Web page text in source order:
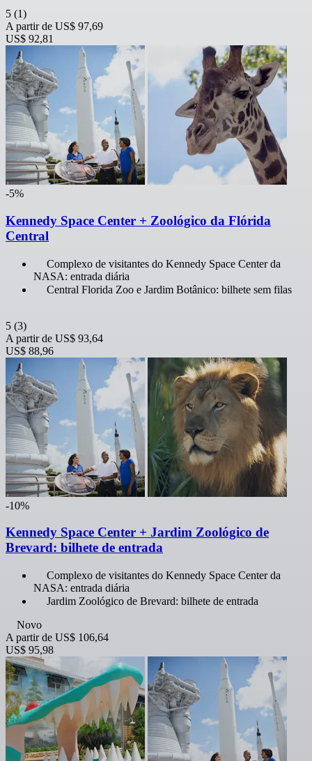
5 (1)
A partir de US$ 97,69
US$ 92,81
-5%
Kennedy Space Center + Zoológico da Flórida
Central
Complexo de visitantes do Kennedy Space Center da
NASA: entrada diária
Central Florida Zoo e Jardim Botânico: bilhete sem filas
5 (3)
A partir de US$ 93,64
US$ 88,96
-10%
Kennedy Space Center + Jardim Zoológico de
Brevard: bilhete de entrada
Complexo de visitantes do Kennedy Space Center da
NASA: entrada diária
Jardim Zoológico de Brevard: bilhete de entrada
Novo
A partir de US$ 106,64
US$ 95,98